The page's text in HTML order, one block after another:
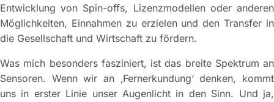
Entwicklung von Spin-offs, Lizenzmodellen oder anderen
Möglichkeiten, Einnahmen zu erzielen und den Transfer in
die Gesellschaft und Wirtschaft zu fördern.
Was mich besonders fasziniert, ist das breite Spektrum an
Sensoren. Wenn wir an ‚Fernerkundung‘ denken, kommt
uns in erster Linie unser Augenlicht in den Sinn. Und ja,